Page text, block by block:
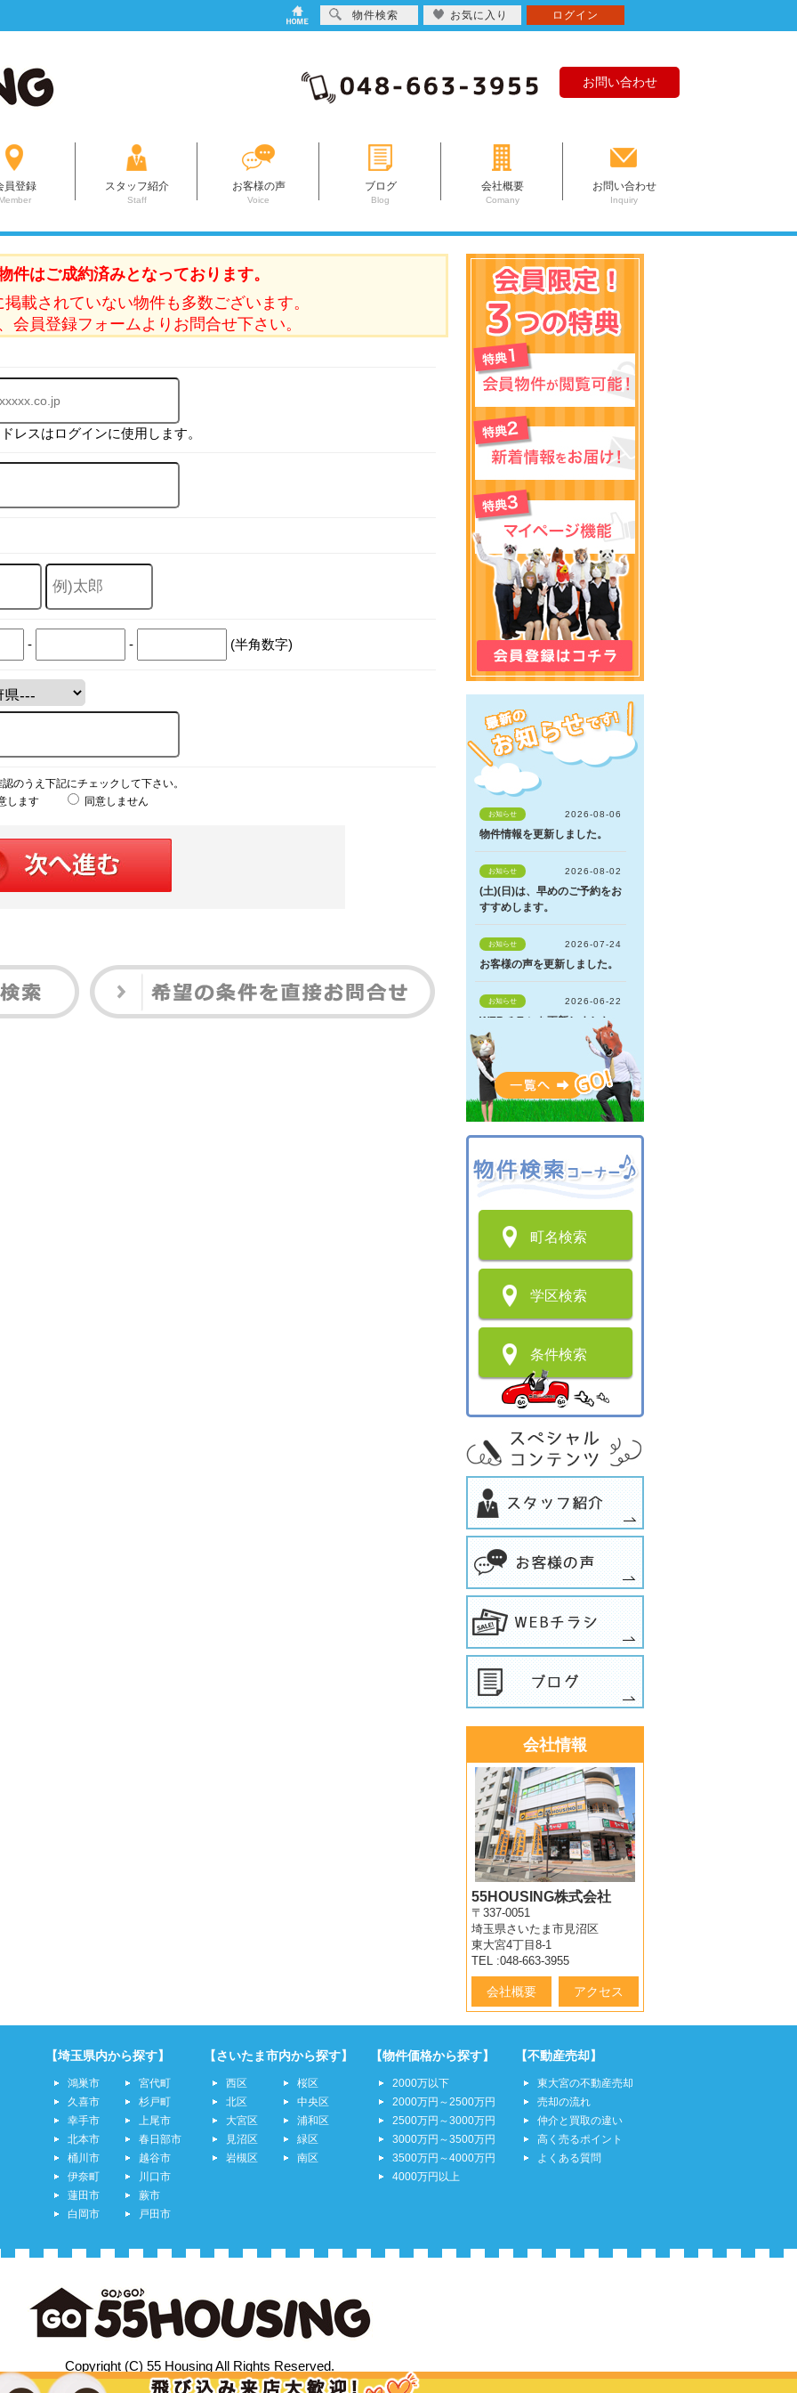
お問い合わせ
員登録 スタッフ紹介
Staff
お客様の声
Voice
ブログ
Blog
会社概要
Comany
お問い合わせ
Inquiry
件はご成約済みとなっております。
載されていない物件も多数ございます。
会員登録フォームよりお問合せ下さい。
レスはログインに使用します。
- - (半角数字)
のうえ下記にチェックして下さい。
します
同意しません
町名検索
学区検索
条件検索
会社情報
55HOUSING株式会社
〒337-0051
埼玉県さいたま市見沼区
東大宮4丁目8-1
TEL :048-663-3955
会社概要 アクセス
【埼玉県内から探す】
鴻巣市
久喜市
幸手市
北本市
桶川市
伊奈町
蓮田市
白岡市
宮代町
杉戸町
上尾市
春日部市
越谷市
川口市
蕨市
戸田市
【さいたま市内から探す】
西区
北区
大宮区
見沼区
岩槻区
桜区
中央区
浦和区
緑区
南区
【物件価格から探す】
2000万以下
2000万円～2500万円
2500万円～3000万円
3000万円～3500万円
3500万円～4000万円
4000万円以上
【不動産売却】
東大宮の不動産売却
売却の流れ
仲介と買取の違い
高く売るポイント
よくある質問
Copyright (C) 55 Housing All Rights Reserved.
物件検索 お気に入り ログイン